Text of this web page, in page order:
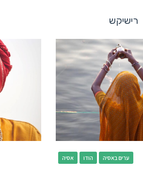
רישיקש
אסיה הודו ערים באסיה